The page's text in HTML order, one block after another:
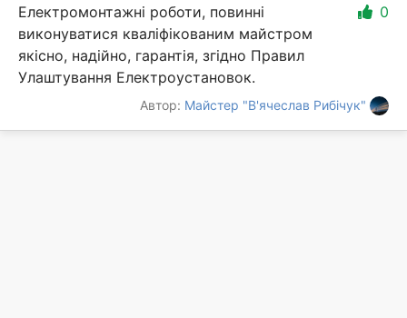
0
Електромонтажні роботи, повинні
виконуватися кваліфікованим майстром
якісно, надійно, гарантія, згідно Правил
Улаштування Електроустановок.
Автор: Майстер "В'ячеслав Рибічук"